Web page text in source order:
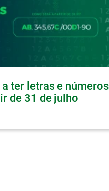
a ter letras e números
de 31 de julho